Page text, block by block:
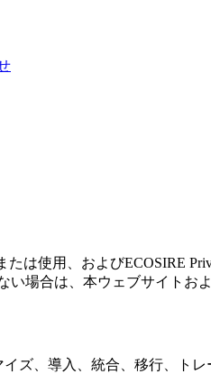
は使用、およびECOSIRE
場合は、本ウェブサイトお
イズ、導入、統合、移行、